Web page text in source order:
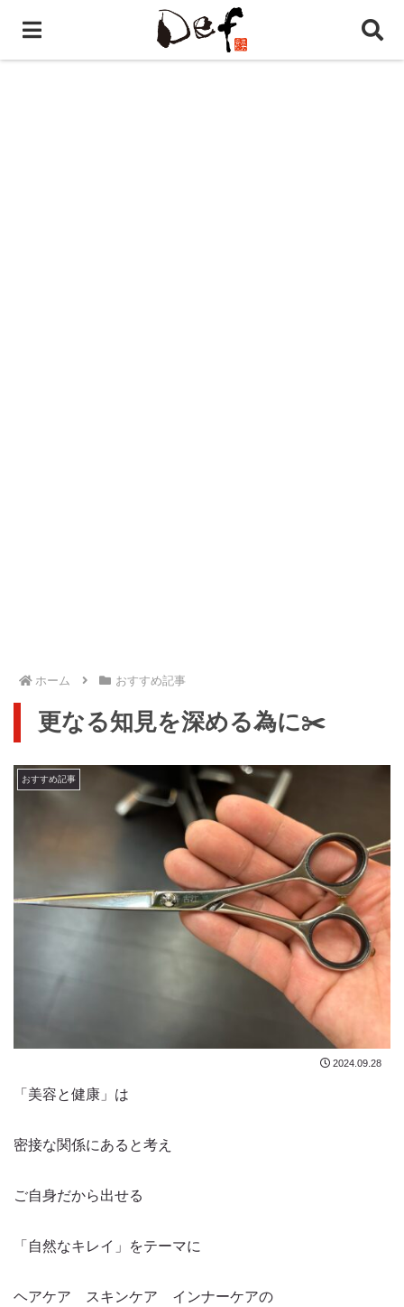
ホーム おすすめ記事
更なる知見を深める為に✂️
おすすめ記事
2024.09.28
「美容と健康」は
密接な関係にあると考え
ご自身だから出せる
「自然なキレイ」をテーマに
ヘアケア スキンケア インナーケアの